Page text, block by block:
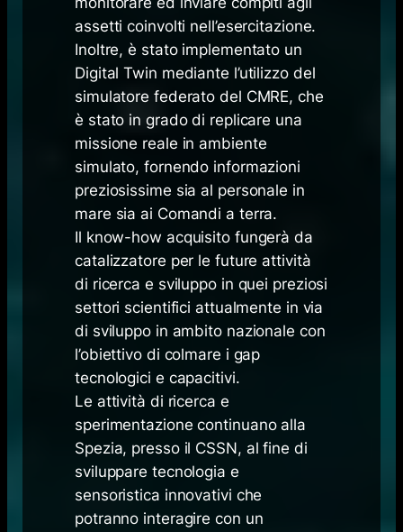
assetti coinvolti nell’esercitazione.
Inoltre, è stato implementato un
Digital Twin mediante l’utilizzo del
simulatore federato del CMRE, che
è stato in grado di replicare una
missione reale in ambiente
simulato, fornendo informazioni
preziosissime sia al personale in
mare sia ai Comandi a terra.
Il know-how acquisito fungerà da
catalizzatore per le future attività
di ricerca e sviluppo in quei preziosi
settori scientifici attualmente in via
di sviluppo in ambito nazionale con
l’obiettivo di colmare i gap
tecnologici e capacitivi.
Le attività di ricerca e
sperimentazione continuano alla
Spezia, presso il CSSN, al fine di
sviluppare tecnologia e
sensoristica innovativi che
potranno interagire con un